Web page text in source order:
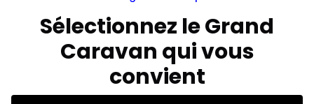
Sélectionnez le Grand
Caravan qui vous
convient